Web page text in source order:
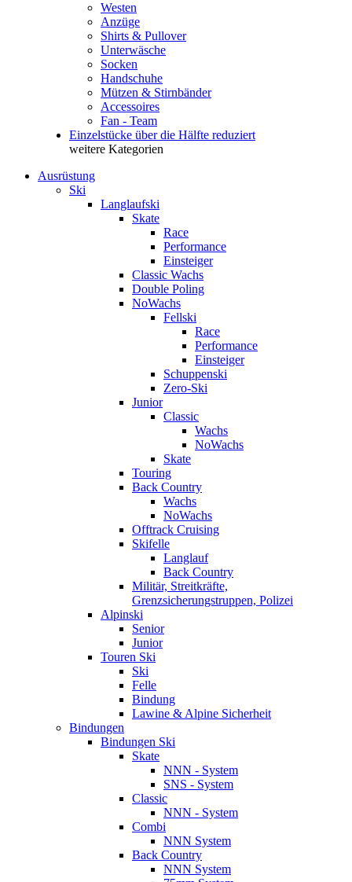
Westen
Anzüge
Shirts & Pullover
Unterwäsche
Socken
Handschuhe
Mützen & Stirnbänder
Accessoires
Fan - Team
Einzelstücke über die Hälfte reduziert
weitere Kategorien
Ausrüstung
Ski
Langlaufski
Skate
Race
Performance
Einsteiger
Classic Wachs
Double Poling
NoWachs
Fellski
Race
Performance
Einsteiger
Schuppenski
Zero-Ski
Junior
Classic
Wachs
NoWachs
Skate
Touring
Back Country
Wachs
NoWachs
Offtrack Cruising
Skifelle
Langlauf
Back Country
Militär, Streitkräfte,
Grenzsicherungstruppen, Polizei
Alpinski
Senior
Junior
Touren Ski
Ski
Felle
Bindung
Lawine & Alpine Sicherheit
Bindungen
Bindungen Ski
Skate
NNN - System
SNS - System
Classic
NNN - System
Combi
NNN System
Back Country
NNN System